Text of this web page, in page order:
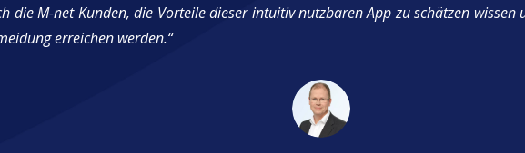
die M-net Kunden, die Vorteile dieser intuitiv nutzbaren App zu schätzen
erreichen werden.“